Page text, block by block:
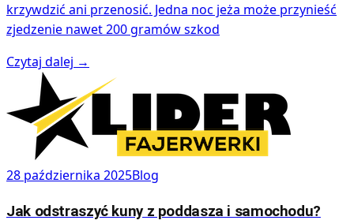
krzywdzić ani przenosić. Jedna noc jeża może przynieść
zjedzenie nawet 200 gramów szkod
Czytaj dalej →
28 października 2025Blog
Jak odstraszyć kuny z poddasza i samochodu?